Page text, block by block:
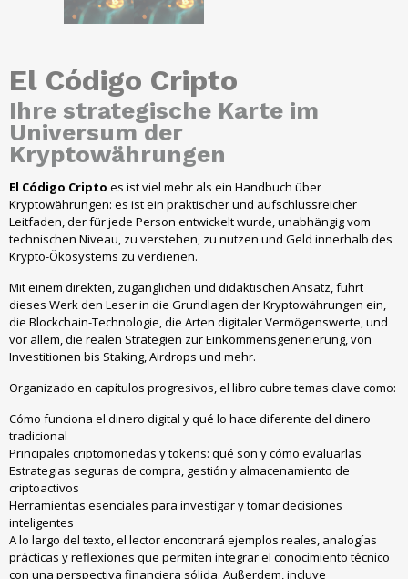
El Código Cripto
Ihre strategische Karte im
Universum der
Kryptowährungen
El Código Cripto es ist viel mehr als ein Handbuch über
Kryptowährungen: es ist ein praktischer und aufschlussreicher
Leitfaden, der für jede Person entwickelt wurde, unabhängig vom
technischen Niveau, zu verstehen, zu nutzen und Geld innerhalb des
Krypto-Ökosystems zu verdienen.
Mit einem direkten, zugänglichen und didaktischen Ansatz, führt
dieses Werk den Leser in die Grundlagen der Kryptowährungen ein,
die Blockchain-Technologie, die Arten digitaler Vermögenswerte, und
vor allem, die realen Strategien zur Einkommensgenerierung, von
Investitionen bis Staking, Airdrops und mehr.
Organizado en capítulos progresivos,el libro cubre temas clave como:
Cómo funciona el dinero digital y qué lo hace diferente del dinero
tradicional
Principales criptomonedas y tokens: qué son y cómo evaluarlas
Estrategias seguras de compra, gestión y almacenamiento de
criptoactivos
Herramientas esenciales para investigar y tomar decisiones
inteligentes
A lo largo del texto,el lector encontrará ejemplos reales, analogías
prácticas y reflexiones que permiten integrar el conocimiento técnico
con una perspectiva financiera sólida. Außerdem,incluye